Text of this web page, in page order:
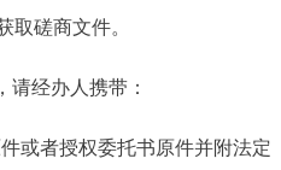
磋商文件。
经办人携带：
或者授权委托书原件并附法定